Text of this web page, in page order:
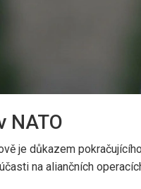
NATO
je důkazem
na aliančních